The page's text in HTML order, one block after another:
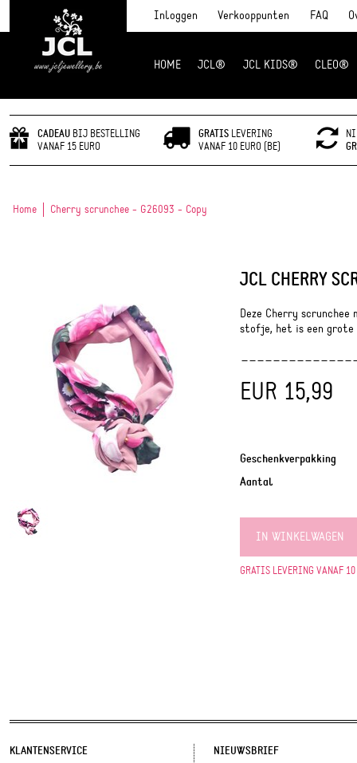
Inloggen Verkooppunten FAQ
HOME JCL® JCL KIDS® CLEO®
CADEAU BIJ BESTELLING
VANAF 15 EURO
GRATISLEVERING
VANAF 10 EURO (BE)
Home Cherry scrunchee - G26093 - Copy
JCL CHERRY
Deze Cherry
stofje, het is een grote
EUR 15,99
Geschenkverpakking
Aantal
IN WINKELWAGEN
GRATIS LEVERING VANAF 10
KLANTENSERVICE NIEUWSBRIEF